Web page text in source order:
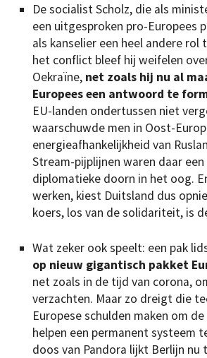
De socialist Scholz, die als
een uitgesproken pro-Europees
als kanselier een heel andere rol
het conflict bleef hij weifelen
Oekraïne, net zoals hij nu al
Europees een antwoord te
EU-landen ondertussen niet
waarschuwde men in Oost-
energieafhankelijkheid van
Stream-pijplijnen waren daar
diplomatieke doorn in het oog.
werken, kiest Duitsland dus
koers, los van de solidariteit, is
Wat zeker ook speelt: een pak
op nieuw gigantisch pakket
net zoals in de tijd van corona,
verzachten. Maar zo dreigt die
Europese schulden maken om
helpen een permanent systeem
doos van Pandora lijkt Berlijn nu